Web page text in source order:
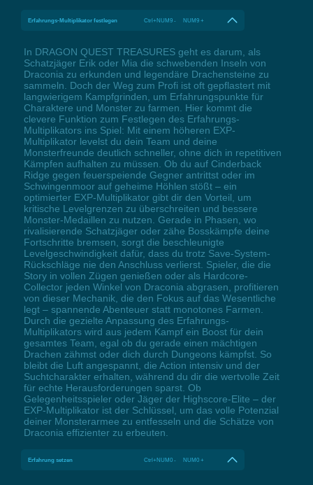
Erfahrungs-Multiplikator festlegen Ctrl+NUM9 - NUM9 +
In DRAGON QUEST TREASURES geht es darum, als
Schatzjäger Erik oder Mia die schwebenden Inseln von
Draconia zu erkunden und legendäre Drachensteine zu
sammeln. Doch der Weg zum Profi ist oft gepflastert mit
langwierigem Kampfgrinden, um Erfahrungspunkte für
Charaktere und Monster zu farmen. Hier kommt die
clevere Funktion zum Festlegen des Erfahrungs-
Multiplikators ins Spiel: Mit einem höheren EXP-
Multiplikator levelst du dein Team und deine
Monsterfreunde deutlich schneller, ohne dich in repetitiven
Kämpfen aufhalten zu müssen. Ob du auf Cinderback
Ridge gegen feuerspeiende Gegner antrittst oder im
Schwingenmoor auf geheime Höhlen stößt – ein
optimierter EXP-Multiplikator gibt dir den Vorteil, um
kritische Levelgrenzen zu überschreiten und bessere
Monster-Medaillen zu nutzen. Gerade in Phasen, wo
rivalisierende Schatzjäger oder zähe Bosskämpfe deine
Fortschritte bremsen, sorgt die beschleunigte
Levelgeschwindigkeit dafür, dass du trotz Save-System-
Rückschläge nie den Anschluss verlierst. Spieler, die die
Story in vollen Zügen genießen oder als Hardcore-
Collector jeden Winkel von Draconia abgrasen, profitieren
von dieser Mechanik, die den Fokus auf das Wesentliche
legt – spannende Abenteuer statt monotones Farmen.
Durch die gezielte Anpassung des Erfahrungs-
Multiplikators wird aus jedem Kampf ein Boost für dein
gesamtes Team, egal ob du gerade einen mächtigen
Drachen zähmst oder dich durch Dungeons kämpfst. So
bleibt die Luft angespannt, die Action intensiv und der
Suchtcharakter erhalten, während du dir die wertvolle Zeit
für echte Herausforderungen sparst. Ob
Gelegenheitsspieler oder Jäger der Highscore-Elite – der
EXP-Multiplikator ist der Schlüssel, um das volle Potenzial
deiner Monsterarmee zu entfesseln und die Schätze von
Draconia effizienter zu erbeuten.
Erfahrung setzen Ctrl+NUM0 - NUM0 +